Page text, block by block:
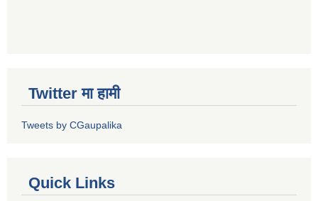
Twitter मा हामी
Tweets by CGaupalika
Quick Links